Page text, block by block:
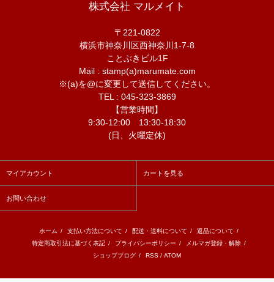
株式会社 マルメイト
〒221-0822
横浜市神奈川区西神奈川1-7-8
ことぶきビル1F
Mail : stamp(a)marumate.com
※(a)を@に変更して送信してください。
TEL : 045-323-3869
【営業時間】
9:30-12:00 13:30-18:30
(日、火曜定休)
マイアカウント カートを見る
お問い合わせ
ホーム / 支払い方法について / 配送・送料について / 返品について /
特定商取引法に基づく表記 / プライバシーポリシー / メルマガ登録・解除 /
ショップブログ / RSS / ATOM